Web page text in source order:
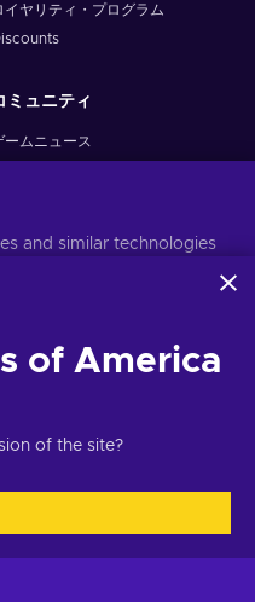
イヤリティ・プログラム
ミュニティ
ームニュース
and similar technologies
enhance content,
to the use of these
You can adjust your
uses your data, see
of America
of the site?